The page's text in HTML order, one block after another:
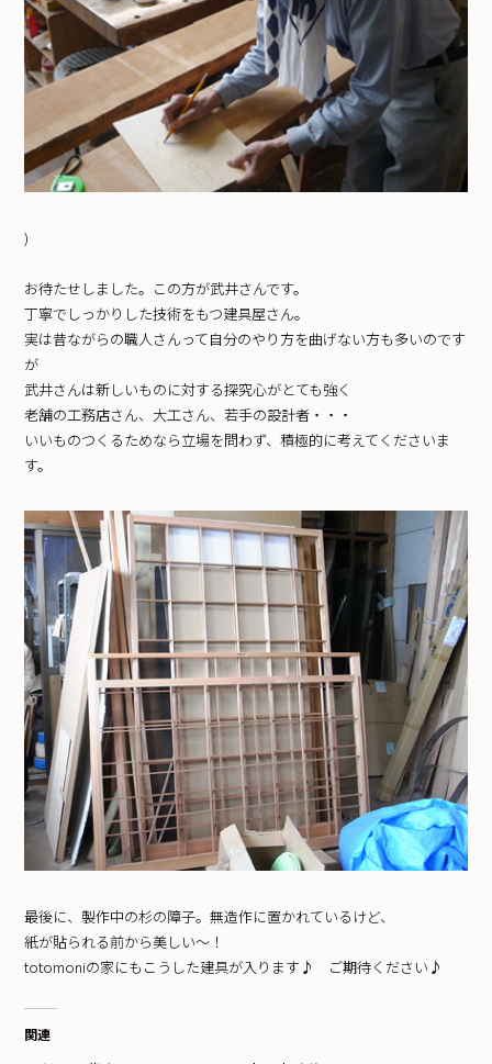
)
お待たせしました。この方が武井さんです。
丁寧でしっかりした技術をもつ建具屋さん。
実は昔ながらの職人さんって自分のやり方を曲げない方も多いのです
が
武井さんは新しいものに対する探究心がとても強く
老舗の工務店さん、大工さん、若手の設計者・・・
いいものつくるためなら立場を問わず、積極的に考えてくださいま
す。
最後に、製作中の杉の障子。無造作に置かれているけど、
紙が貼られる前から美しい～！
totomoniの家にもこうした建具が入ります♪ ご期待ください♪
関連